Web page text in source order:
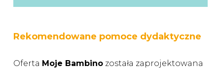
Rekomendowane pomoce dydaktyczne
Oferta Moje Bambinozostała zaprojektowana